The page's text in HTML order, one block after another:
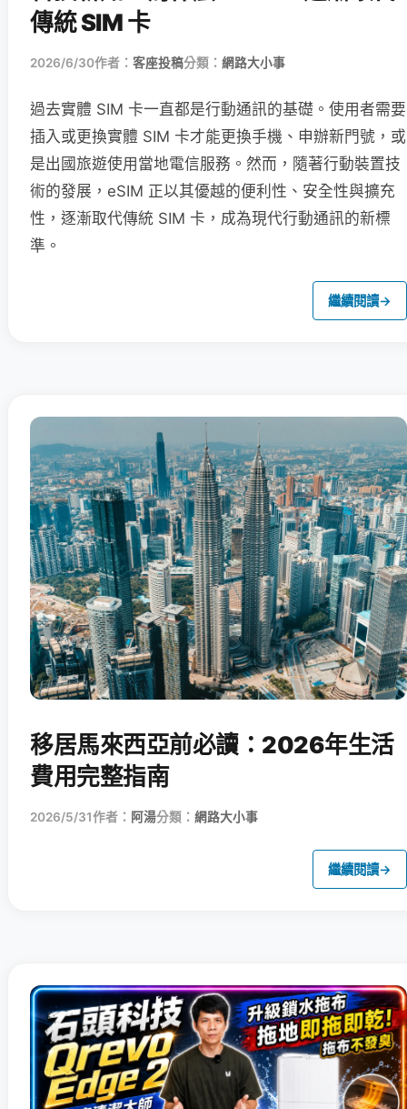
傳統 SIM 卡
2026/6/30作者： 客座投稿分類： 網路大小事
過去實體 SIM 卡一直都是行動通訊的基礎。使用者需要
插入或更換實體 SIM 卡才能更換手機、申辦新門號，或
是出國旅遊使用當地電信服務。然而，隨著行動裝置技
術的發展，eSIM 正以其優越的便利性、安全性與擴充
性，逐漸取代傳統 SIM 卡，成為現代行動通訊的新標
準。
繼續閱讀→
移居馬來西亞前必讀：2026年生活
費用完整指南
2026/5/31作者： 阿湯分類： 網路大小事
繼續閱讀→